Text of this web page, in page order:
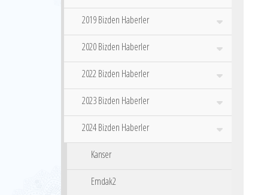
2019 Bizden Haberler
2020 Bizden Haberler
2022 Bizden Haberler
2023 Bizden Haberler
2024 Bizden Haberler
Kanser
Emdak2